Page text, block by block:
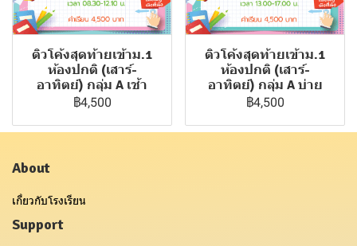
ติวโค้งสุดท้ายเข้าม.1
ห้องปกติ (เสาร์-
อาทิตย์) กลุ่ม A เช้า
฿4,500
ติวโค้งสุดท้ายเข้าม.1
ห้องปกติ (เสาร์-
อาทิตย์) กลุ่ม A บ่าย
฿4,500
About
เกี่ยวกับโรงเรียน
Support